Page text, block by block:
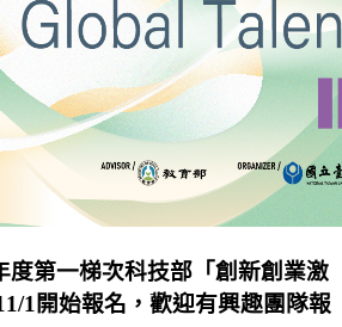
度第一梯次科技部「創新創業激
1開始報名，歡迎有興趣團隊報